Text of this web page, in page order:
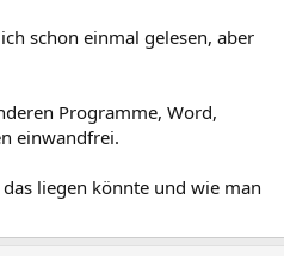
schon einmal gelesen, aber
Programme, Word,
einwandfrei.
liegen könnte und wie man